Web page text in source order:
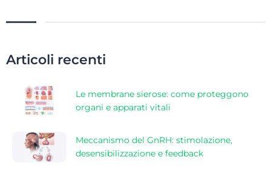
Articoli recenti
Le membrane sierose: come proteggono
organi e apparati vitali
Meccanismo del GnRH: stimolazione,
desensibilizzazione e feedback